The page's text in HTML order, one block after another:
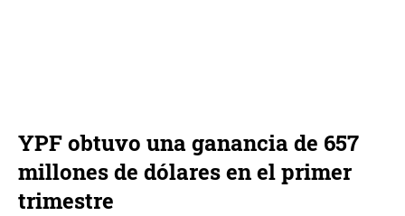
YPF obtuvo una ganancia de 657
millones de dólares en el primer
trimestre